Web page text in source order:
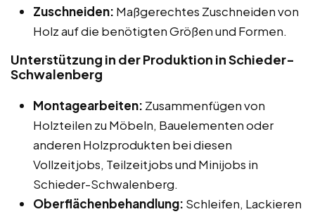
Zuschneiden: Maßgerechtes Zuschneiden von
Holz auf die benötigten Größen und Formen.
Unterstützung in der Produktion in Schieder-
Schwalenberg
Montagearbeiten: Zusammenfügen von
Holzteilen zu Möbeln, Bauelementen oder
anderen Holzprodukten bei diesen
Vollzeitjobs, Teilzeitjobs und Minijobs in
Schieder-Schwalenberg.
Oberflächenbehandlung: Schleifen, Lackieren